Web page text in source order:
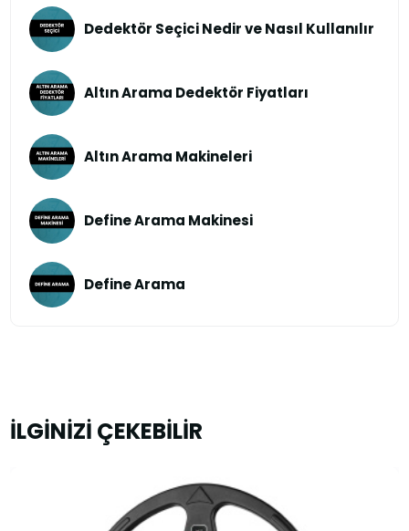
Dedektör Seçici Nedir ve Nasıl Kullanılır
Altın Arama Dedektör Fiyatları
Altın Arama Makineleri
Define Arama Makinesi
Define Arama
İLGİNİZİ ÇEKEBİLİR